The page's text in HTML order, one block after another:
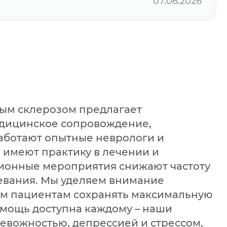
склерозом предлагает
сопровождение,
опытные неврологи и
практику в лечении и
мероприятия снижают частоту
Мы уделяем внимание
пациентам сохранять максимальную
доступна каждому – наши
депрессией и стрессом,